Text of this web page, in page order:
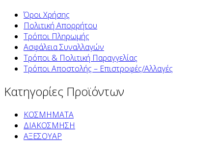
Όροι Χρήσης
Πολιτική Απορρήτου
Τρόποι Πληρωμής
Ασφάλεια Συναλλαγών
Τρόποι & Πολιτική Παραγγελίας
Τρόποι Αποστολής – Επιστροφές/Αλλαγές
Κατηγορίες Προϊόντων
ΚΟΣΜΗΜΑΤΑ
ΔΙΑΚΟΣΜΗΣΗ
ΑΞΕΣΟΥΑΡ